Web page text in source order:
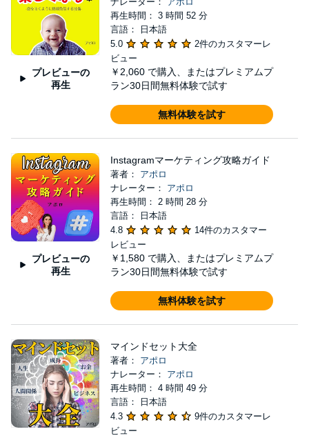
プレビューの
再生
再生時間： 3 時間 52 分
言語： 日本語
5.0
2件のカスタマーレ
ビュー
￥2,060 で購入、またはプレミアムプ
ラン30日間無料体験で試す
無料体験を試す
プレビューの
再生
Instagramマーケティング攻略ガイド
著者： アポロ
ナレーター： アポロ
再生時間： 2 時間 28 分
言語： 日本語
4.8
14件のカスタマー
レビュー
￥1,580 で購入、またはプレミアムプ
ラン30日間無料体験で試す
無料体験を試す
マインドセット大全
著者： アポロ
ナレーター： アポロ
再生時間： 4 時間 49 分
言語： 日本語
4.3
9件のカスタマーレ
ビュー